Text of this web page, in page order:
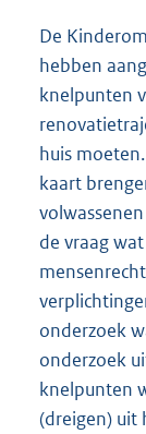
De
hebben
knelpunten
huis
kaart
de vraag
onderzoek
onderzoek
knelpunten
(dreigen) uit